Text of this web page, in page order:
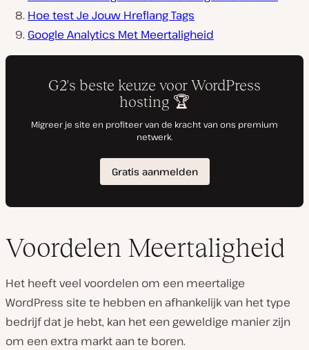
Hoe test Je Jouw Hreflang Tags
Google Analytics Met Meertaligheid
Voordelen Meertaligheid
Het heeft veel voordelen om een meertalige
WordPress site te hebben en afhankelijk van het type
bedrijf dat je hebt, kan het een geweldige manier zijn
om een extra markt aan te boren.